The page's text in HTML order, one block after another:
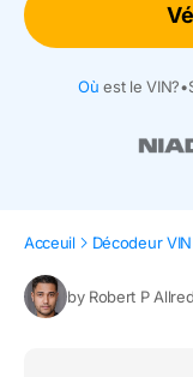
Où est le VIN?•
Acceuil Décodeur VIN
by Robert P